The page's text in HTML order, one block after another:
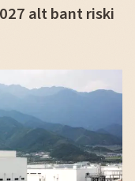
alt bant riski